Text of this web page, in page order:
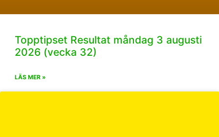
Topptipset Resultat måndag 3 augusti
2026 (vecka 32)
LÄS MER »